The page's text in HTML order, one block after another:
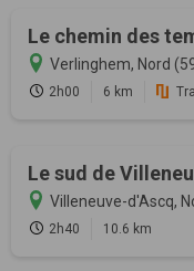
Le chemin des
Verlinghem, Nord
2h00 6 km
Le sud de
Villeneuve-d'Ascq,
2h40 10.6 km